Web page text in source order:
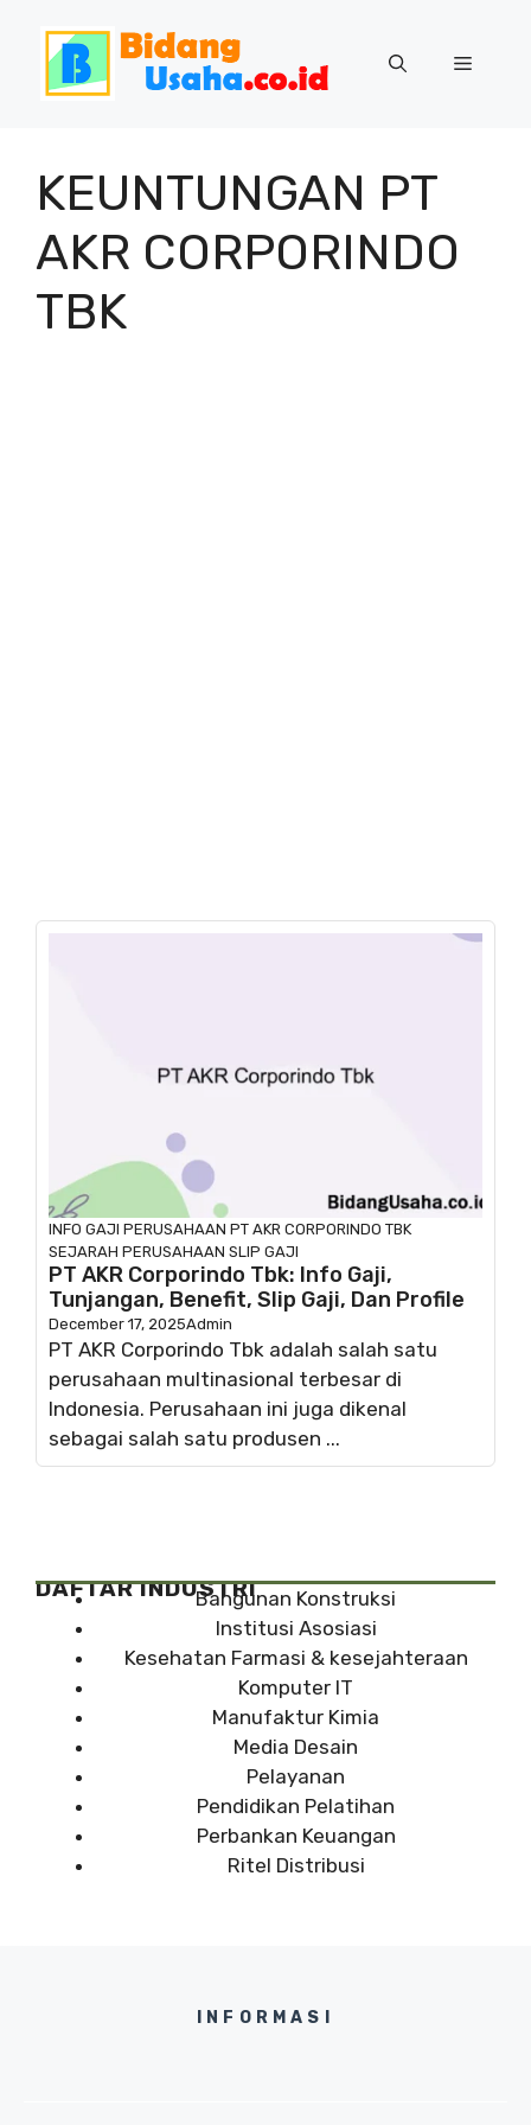
Menu
KEUNTUNGAN PT
AKR CORPORINDO
TBK
INFO GAJI PERUSAHAAN PT AKR CORPORINDO TBK
SEJARAH PERUSAHAAN SLIP GAJI
PT AKR Corporindo Tbk: Info Gaji,
Tunjangan, Benefit, Slip Gaji, Dan Profile
December 17, 2025Admin
PT AKR Corporindo Tbk adalah salah satu
perusahaan multinasional terbesar di
Indonesia. Perusahaan ini juga dikenal
sebagai salah satu produsen ...
DAFTAR INDUSTRIBangunan Konstruksi
Institusi Asosiasi
Kesehatan Farmasi & kesejahteraan
Komputer IT
Manufaktur Kimia
Media Desain
Pelayanan
Pendidikan Pelatihan
Perbankan Keuangan
Ritel Distribusi
INFORMASI